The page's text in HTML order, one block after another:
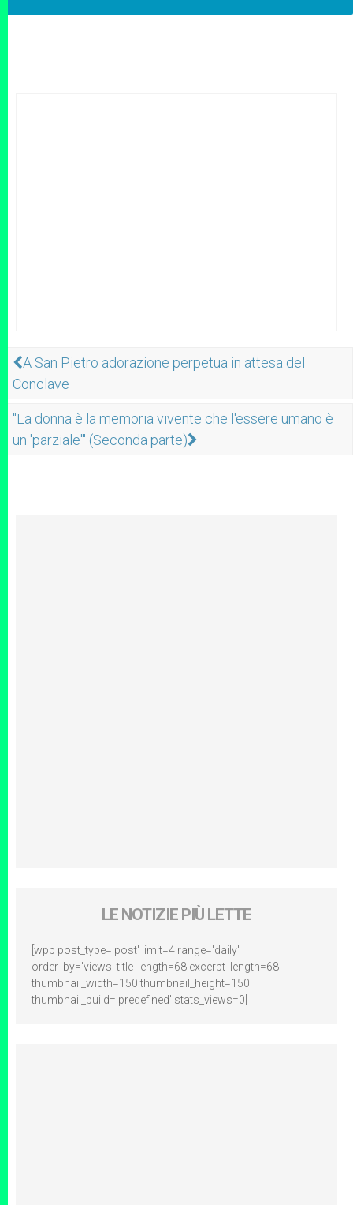
A San Pietro adorazione perpetua in attesa del
Conclave
"La donna è la memoria vivente che l'essere umano è
un 'parziale'" (Seconda parte)
LE NOTIZIE PIÙ LETTE
[wpp post_type='post' limit=4 range='daily'
order_by='views' title_length=68 excerpt_length=68
thumbnail_width=150 thumbnail_height=150
thumbnail_build='predefined' stats_views=0]